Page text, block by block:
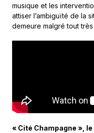
musique et les
attiser l’ambiguïté de la
demeure malgré tout
« Cité Champagne »,